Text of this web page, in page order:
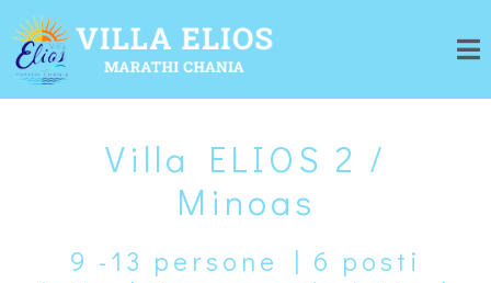
Villa ELIOS 2 /
Minoas
9 -13 persone | 6 posti